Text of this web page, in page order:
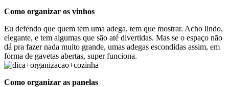
Como organizar os vinhos
Eu defendo que quem tem uma adega, tem que mostrar. Acho lindo,
elegante, e tem algumas que são até divertidas. Mas se o espaço não
dá pra fazer nada muito grande, umas adegas escondidas assim, em
forma de gavetas abertas, super funciona.
Como organizar as panelas